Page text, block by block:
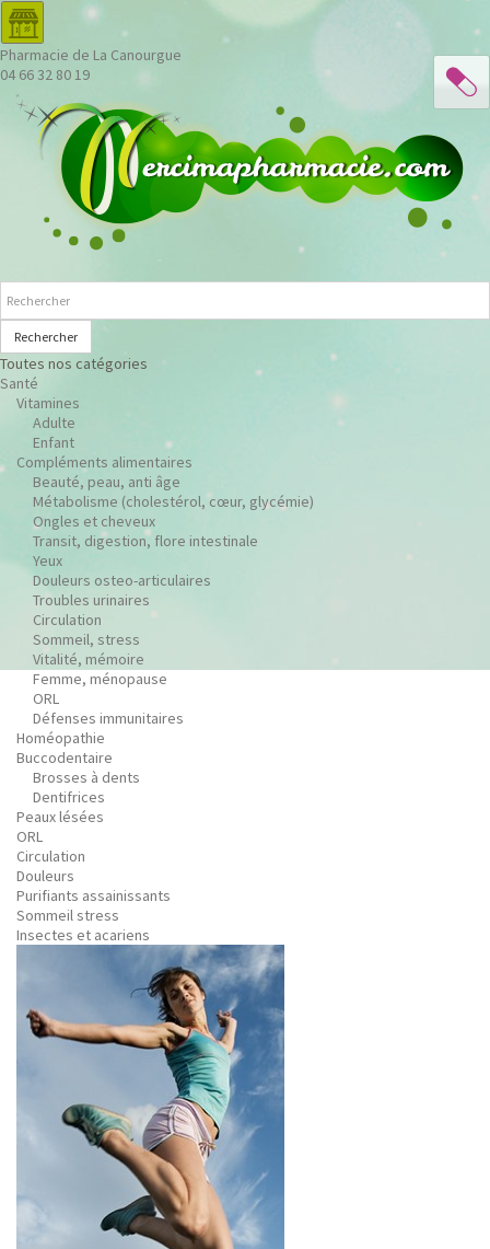
Pharmacie de La Canourgue
04 66 32 80 19
Rechercher
Toutes nos catégories
Santé
Vitamines
Adulte
Enfant
Compléments alimentaires
Beauté, peau, anti âge
Métabolisme (cholestérol, cœur, glycémie)
Ongles et cheveux
Transit, digestion, flore intestinale
Yeux
Douleurs osteo-articulaires
Troubles urinaires
Circulation
Sommeil, stress
Vitalité, mémoire
Femme, ménopause
ORL
Défenses immunitaires
Homéopathie
Buccodentaire
Brosses à dents
Dentifrices
Peaux lésées
ORL
Circulation
Douleurs
Purifiants assainissants
Sommeil stress
Insectes et acariens